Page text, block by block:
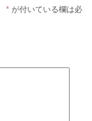
* が付いている欄は必